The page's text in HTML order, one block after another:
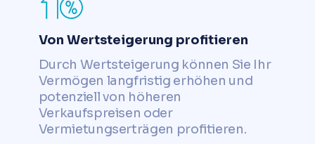
Von Wertsteigerung profitieren
Durch Wertsteigerung können Sie Ihr
Vermögen langfristig erhöhen und
potenziell von höheren
Verkaufspreisen oder
Vermietungserträgen profitieren.